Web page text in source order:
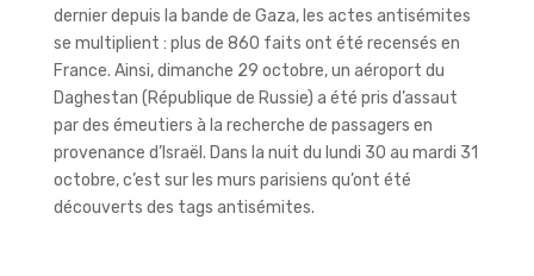
dernier depuis la bande de Gaza, les actes antisémites
se multiplient : plus de 860 faits ont été recensés en
France. Ainsi, dimanche 29 octobre, un aéroport du
Daghestan (République de Russie) a été pris d’assaut
par des émeutiers à la recherche de passagers en
provenance d’Israël. Dans la nuit du lundi 30 au mardi 31
octobre, c’est sur les murs parisiens qu’ont été
découverts des tags antisémites.